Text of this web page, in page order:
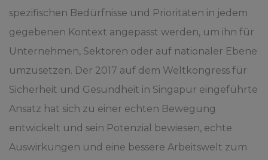
spezifischen Bedürfnisse und Prioritäten in jedem
gegebenen Kontext angepasst werden, um ihn für
Unternehmen, Sektoren oder auf nationaler Ebene
umzusetzen. Der 2017 auf dem Weltkongress für
Sicherheit und Gesundheit in Singapur eingeführte
Ansatz hat sich zu einer echten Bewegung
entwickelt und sein Potenzial bewiesen, echte
Auswirkungen und eine bessere Arbeitswelt zum